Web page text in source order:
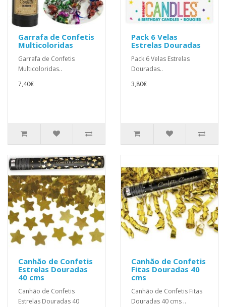
Garrafa de Confetis
Multicoloridas
Garrafa de Confetis
Multicoloridas..
7,40€
Pack 6 Velas
Estrelas Douradas
Pack 6 Velas Estrelas
Douradas..
3,80€
Canhão de Confetis
Estrelas Douradas
40 cms
Canhão de Confetis
Estrelas Douradas 40
Canhão de Confetis
Fitas Douradas 40
cms
Canhão de Confetis Fitas
Douradas 40 cms ..